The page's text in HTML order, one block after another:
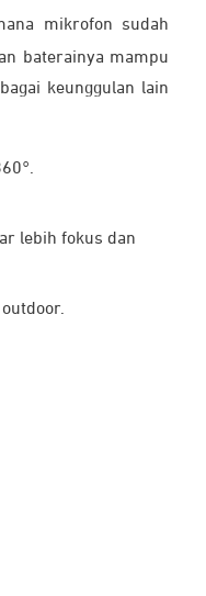
mikrofon sudah
baterainya mampu
keunggulan lain
lebih fokus dan